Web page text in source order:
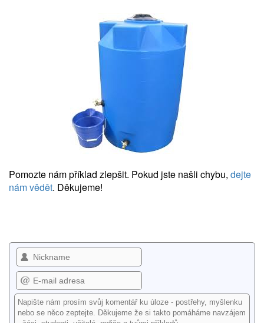
Pomozte nám příklad zlepšit. Pokud jste našli chybu, dejte
nám vědět. Děkujeme!